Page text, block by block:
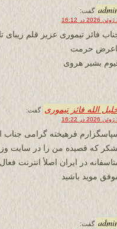
گفت:
فائز تیموری عزیز قلم زیبای
حرمت
بشیر هروی
الله فائز تیموری گفت:
فرهیخته گرامی جناب
که قصیده من را در سایت وزین و پر
در ایران اصلأ انترنت
موید باشید
گفت: